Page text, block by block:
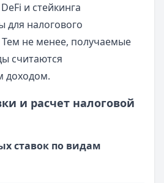
и стейкинга
для налогового
Тем не менее, получаемые
считаются
доходом.
и расчет налоговой
ставок по видам